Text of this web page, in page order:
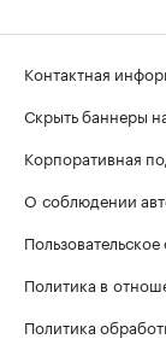
Контактная
Скрыть баннеры
Корпоративная
О соблюдении
Политика в
Политика